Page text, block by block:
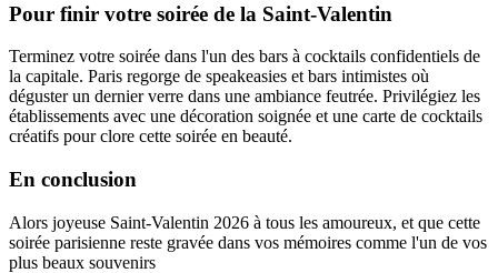
Pour finir votre soirée de la Saint-Valentin
Terminez votre soirée dans l'un des bars à cocktails confidentiels de
la capitale. Paris regorge de speakeasies et bars intimistes où
déguster un dernier verre dans une ambiance feutrée. Privilégiez les
établissements avec une décoration soignée et une carte de cocktails
créatifs pour clore cette soirée en beauté.
En conclusion
Alors joyeuse Saint-Valentin 2026 à tous les amoureux, et que cette
soirée parisienne reste gravée dans vos mémoires comme l'un de vos
plus beaux souvenirs